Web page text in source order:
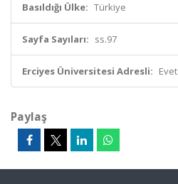
Basıldığı Ülke: Türkiye
Sayfa Sayıları: ss.97
Erciyes Üniversitesi Adresli: Evet
Paylaş